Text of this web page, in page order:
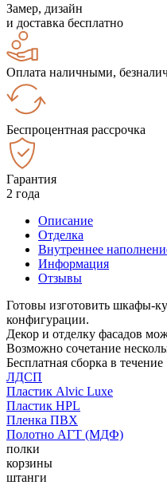
Замер, дизайн
и доставка бесплатно
Оплата наличными,
Беспроцентная рассрочка
Гарантия
2 года
Описание
Отделка
Внутреннее
Информация
Отзывы
Готовы изготовить шкафы-
конфигурации.
Декор и отделку фасадов
Возможно сочетание
Бесплатная сборка в
ЛДСП
Пластик Alvic Luxe
Пластик HPL
Пленка ПВХ
Полотно АГТ (МДФ)
полки
корзины
штанги